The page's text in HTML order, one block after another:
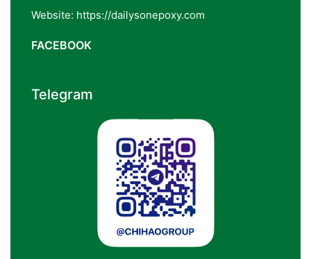
Website: https://dailysonepoxy.com
FACEBOOK
Telegram